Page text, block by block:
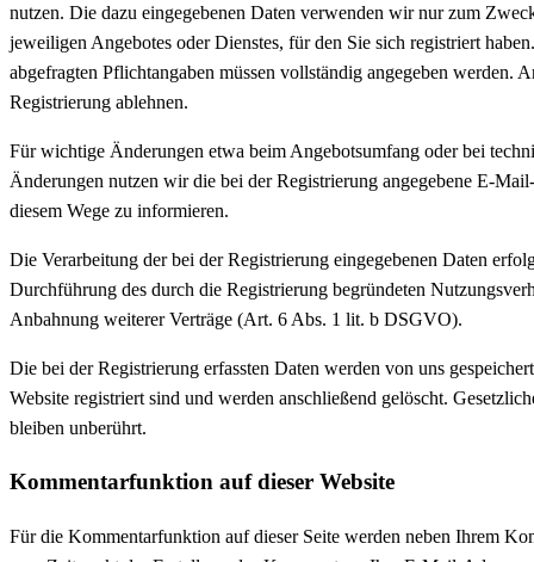
nutzen. Die dazu eingegebenen Daten verwenden wir nur zum
jeweiligen Angebotes oder Dienstes, für den Sie sich registriert
abgefragten Pflichtangaben müssen vollständig angegeben werden.
Registrierung ablehnen.
Für wichtige Änderungen etwa beim Angebotsumfang oder bei
Änderungen nutzen wir die bei der Registrierung angegebene E-
diesem Wege zu informieren.
Die Verarbeitung der bei der Registrierung eingegebenen Daten
Durchführung des durch die Registrierung begründeten
Anbahnung weiterer Verträge (Art. 6 Abs. 1 lit. b DSGVO).
Die bei der Registrierung erfassten Daten werden von uns
Website registriert sind und werden anschließend gelöscht.
bleiben unberührt.
Kommentar­funktion auf dieser Website
Für die Kommentarfunktion auf dieser Seite werden neben Ihrem